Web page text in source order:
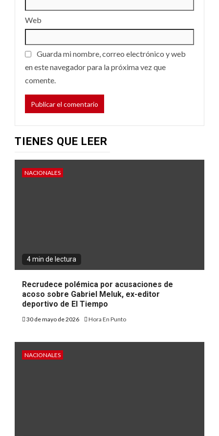
Web
Guarda mi nombre, correo electrónico y web
en este navegador para la próxima vez que
comente.
TIENES QUE LEER
NACIONALES
4 min de lectura
Recrudece polémica por acusaciones de
acoso sobre Gabriel Meluk, ex-editor
deportivo de El Tiempo
30 de mayo de 2026 Hora En Punto
NACIONALES